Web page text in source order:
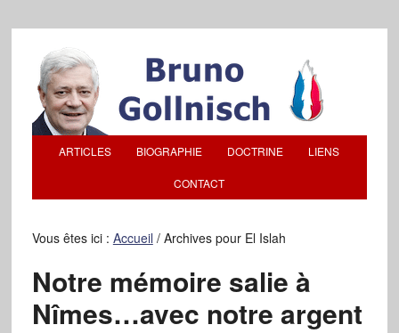
ARTICLES BIOGRAPHIE DOCTRINE LIENS
CONTACT
Vous êtes ici : Accueil /Archives pour El Islah
Notre mémoire salie à
Nîmes…avec notre argent